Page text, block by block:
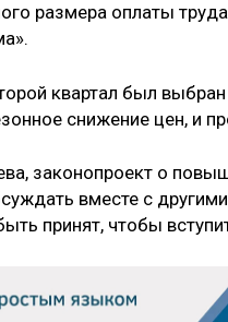
размера оплаты
квартал был
снижение цен,
законопроект о
вместе с
принят, чтобы